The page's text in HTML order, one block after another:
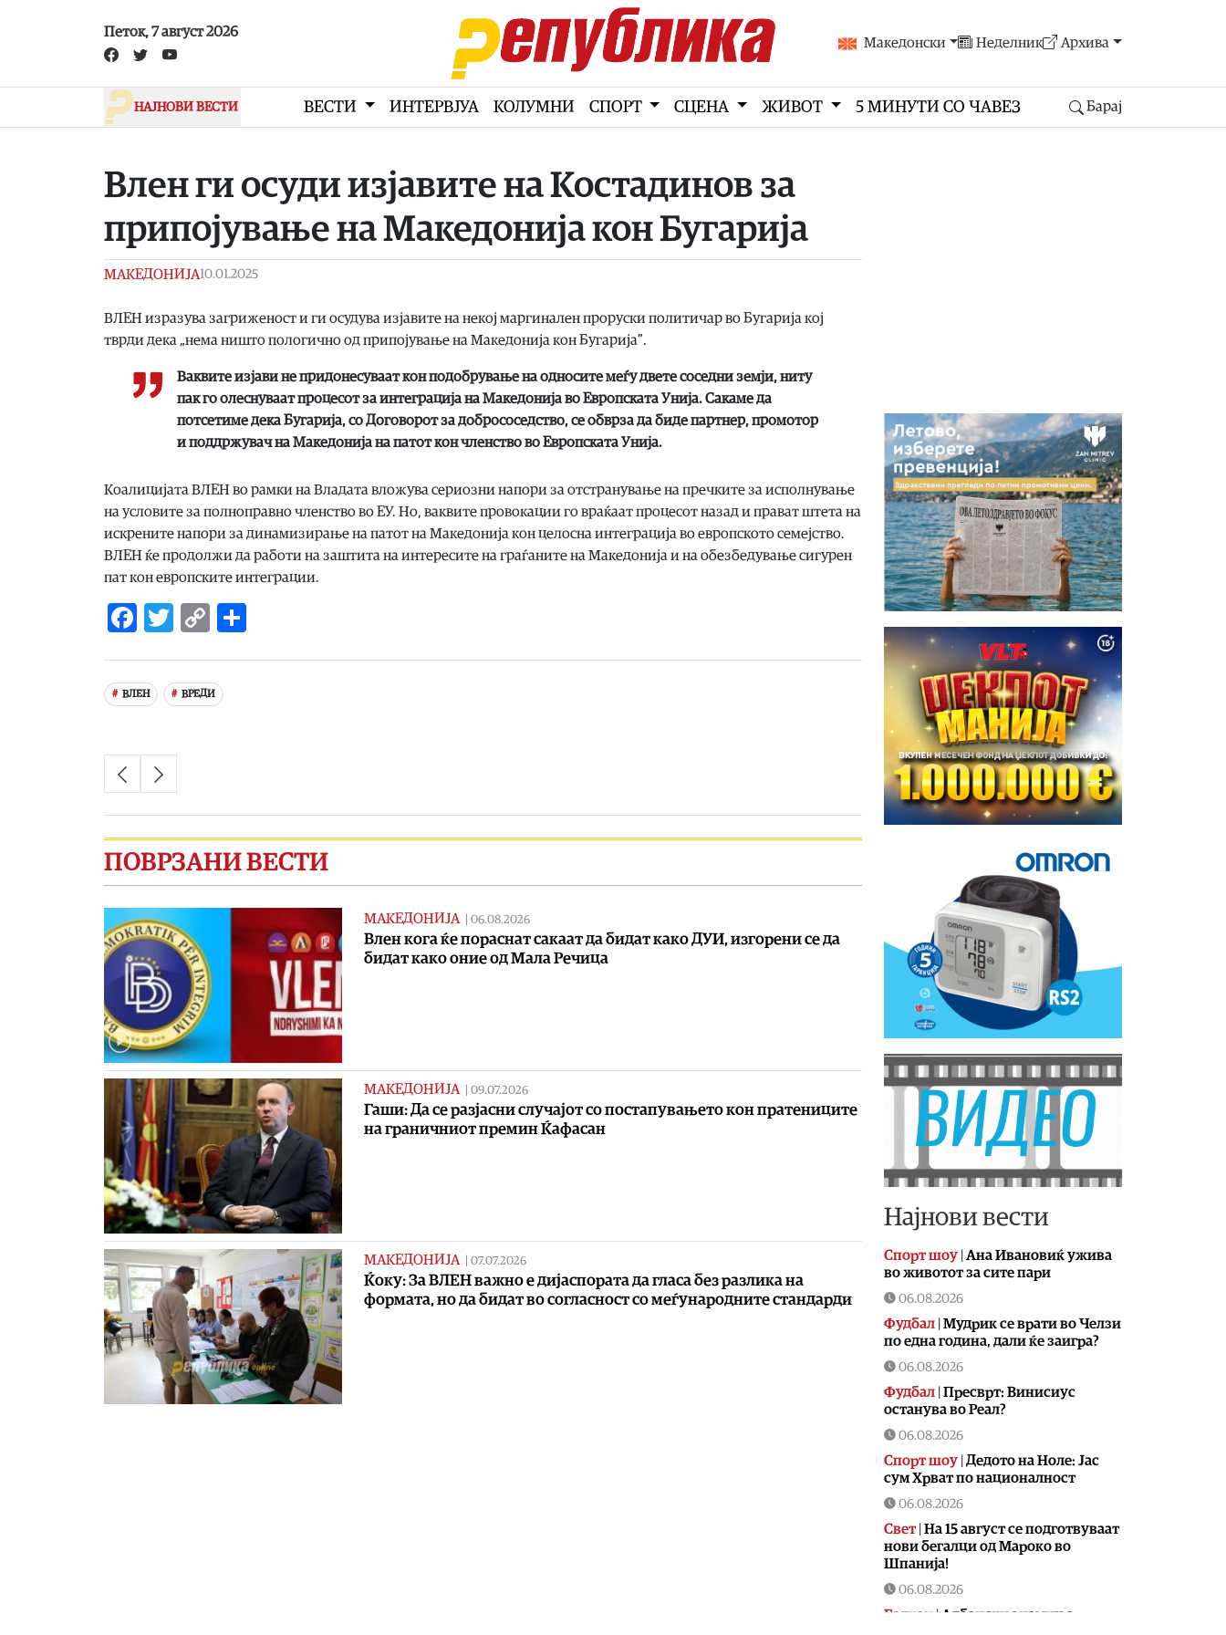
Петок, 7 август 2026
Македонски Неделник Архива
НАЈНОВИ ВЕСТИ ВЕСТИ ИНТЕРВЈУА КОЛУМНИ СПОРТ СЦЕНА ЖИВОТ 5 МИНУТИ СО ЧАВЕЗ Барај
Влен ги осуди изјавите на Костадинов за
припојување на Македонија кон Бугарија
МАКЕДОНИЈА10.01.2025
ВЛЕН изразува загриженост и ги осудува изјавите на некој маргинален проруски политичар во Бугарија кој
тврди дека „нема ништо пологично од припојување на Македонија кон Бугарија”.
Ваквите изјави не придонесуваат кон подобрување на односите меѓу двете соседни земји, ниту
пак го олеснуваат процесот за интеграција на Македонија во Европската Унија. Сакаме да
потсетиме дека Бугарија, со Договорот за добрососедство, се обврза да биде партнер, промотор
и поддржувач на Македонија на патот кон членство во Европската Унија.
Коалицијата ВЛЕН во рамки на Владата вложува сериозни напори за отстранување на пречките за исполнување
на условите за полноправно членство во ЕУ. Но, ваквите провокации го враќаат процесот назад и прават штета на
искрените напори за динамизирање на патот на Македонија кон целосна интеграција во европското семејство.
ВЛЕН ќе продолжи да работи на заштита на интересите на граѓаните на Македонија и на обезбедување сигурен
пат кон европските интеграции.
Facebook
Twitter
Copy
ВЛЕН ВРЕДИ
ПОВРЗАНИ ВЕСТИ
МАКЕДОНИЈА 06.08.2026
Влен кога ќе пораснат сакаат да бидат како ДУИ, изгорени се да
бидат како оние од Мала Речица
МАКЕДОНИЈА 09.07.2026
Гаши: Да се разјасни случајот со постапувањето кон пратениците
на граничниот премин Ќафасан
МАКЕДОНИЈА 07.07.2026
Ќоку: За ВЛЕН важно е дијаспората да гласа без разлика на
формата, но да бидат во согласност со меѓународните стандарди
Најнови вести
Спорт шоу | Aна Ивановиќ ужива
во животот за сите пари
06.08.2026
Фудбал | Мудрик се врати во Челзи
по една година, дали ќе заигра?
06.08.2026
Фудбал | Пресврт: Винисиус
останува во Реал?
06.08.2026
Спорт шоу | Дедото на Ноле: Јас
сум Хрват по националност
06.08.2026
Свет| На 15 август се подготвуваат
нови бегалци од Мароко во
Шпанија!
06.08.2026
Балкан | Албански знамиња